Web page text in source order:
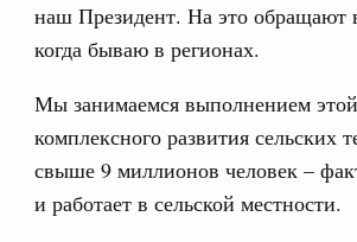
наш Президент. На это обращают
когда бываю в регионах.
Мы занимаемся выполнением
комплексного развития
свыше 9 миллионов человек –
и работает в сельской местности.